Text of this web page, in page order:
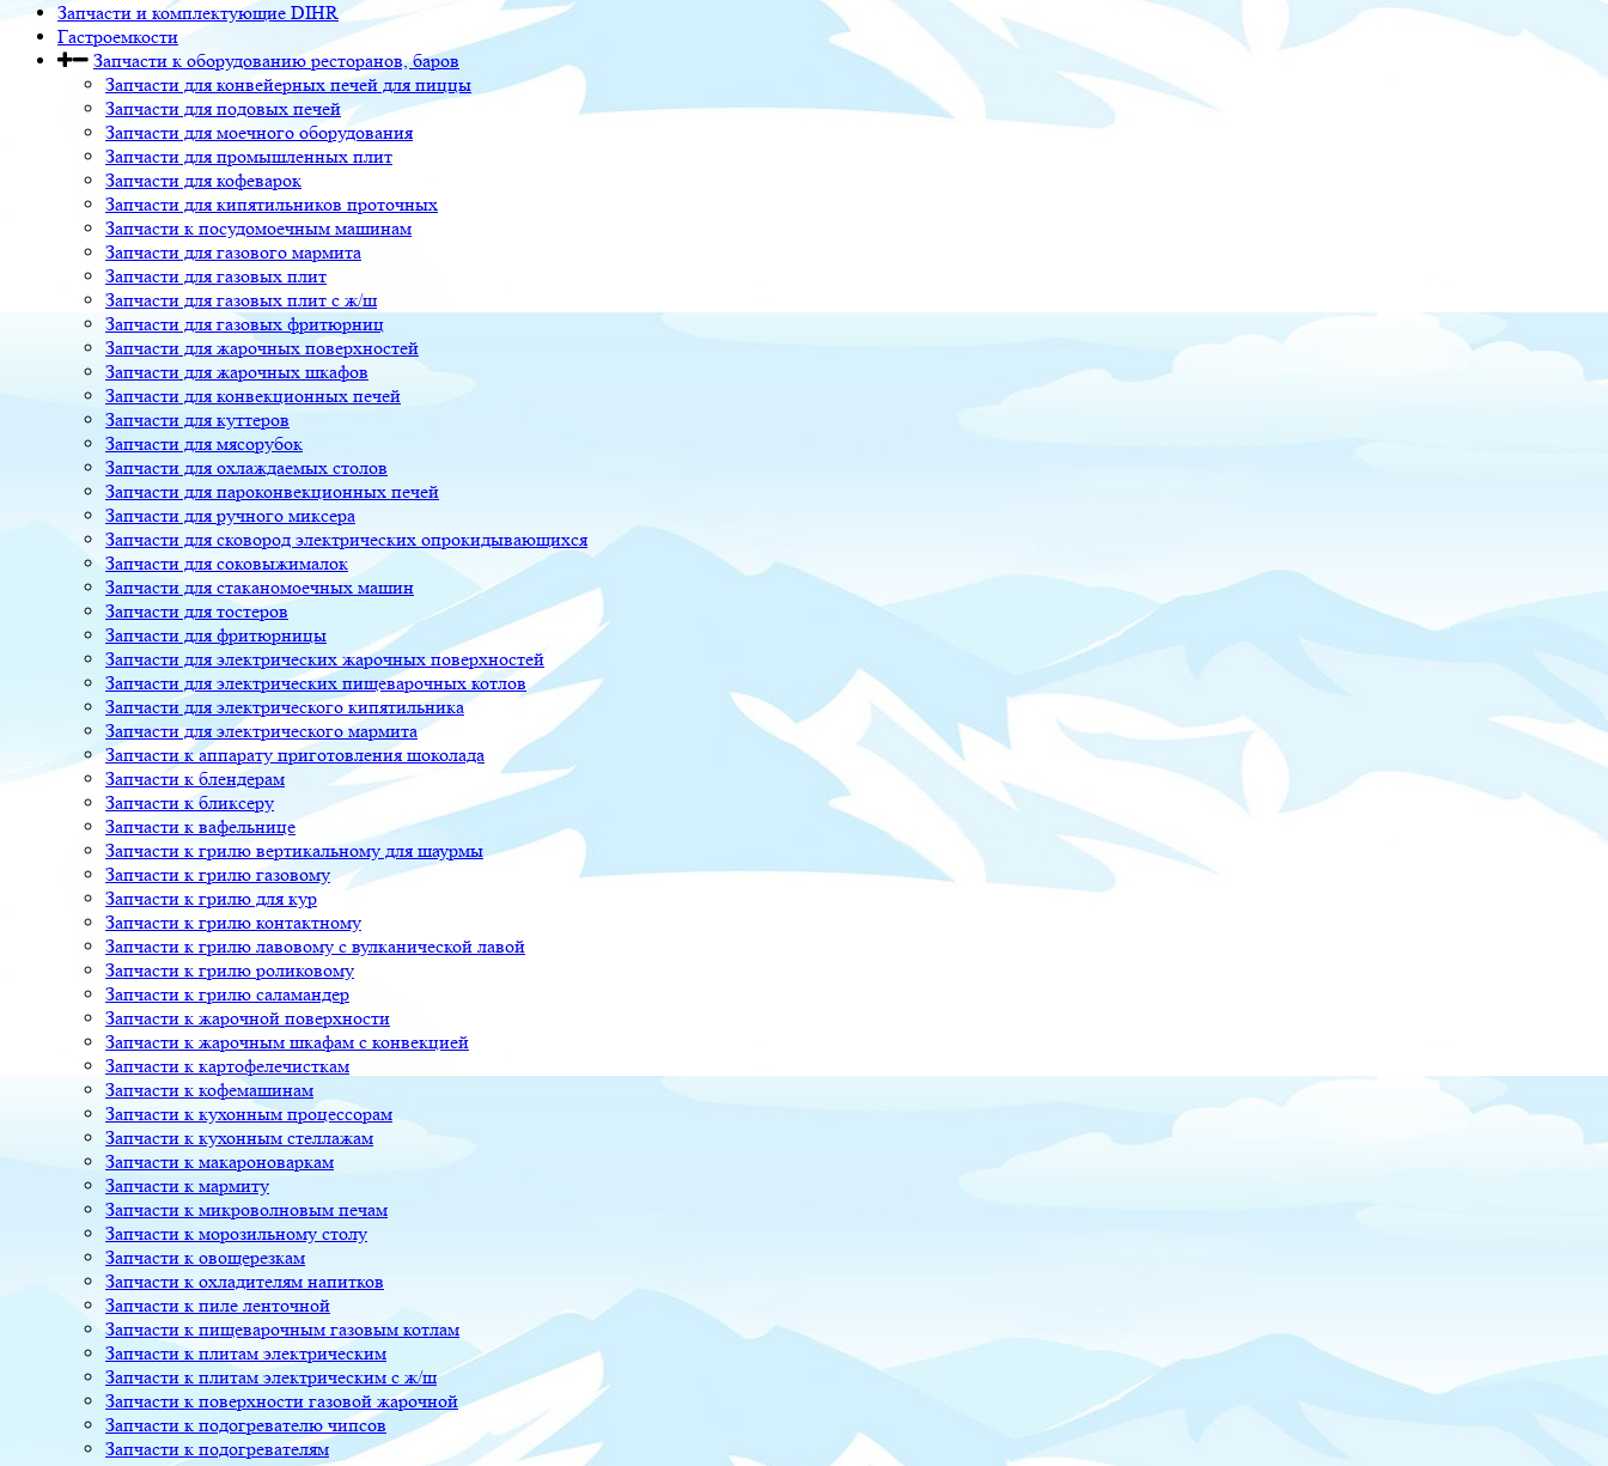
Запчасти и комплектующие DIHR
Гастроемкости
Запчасти к оборудованию ресторанов, баров
Запчасти для конвейерных печей для пиццы
Запчасти для подовых печей
Запчасти для моечного оборудования
Запчасти для промышленных плит
Запчасти для кофеварок
Запчасти для кипятильников проточных
Запчасти к посудомоечным машинам
Запчасти для газового мармита
Запчасти для газовых плит
Запчасти для газовых плит с ж/ш
Запчасти для газовых фритюрниц
Запчасти для жарочных поверхностей
Запчасти для жарочных шкафов
Запчасти для конвекционных печей
Запчасти для куттеров
Запчасти для мясорубок
Запчасти для охлаждаемых столов
Запчасти для пароконвекционных печей
Запчасти для ручного миксера
Запчасти для сковород электрических опрокидывающихся
Запчасти для соковыжималок
Запчасти для стаканомоечных машин
Запчасти для тостеров
Запчасти для фритюрницы
Запчасти для электрических жарочных поверхностей
Запчасти для электрических пищеварочных котлов
Запчасти для электрического кипятильника
Запчасти для электрического мармита
Запчасти к аппарату приготовления шоколада
Запчасти к блендерам
Запчасти к бликсеру
Запчасти к вафельнице
Запчасти к грилю вертикальному для шаурмы
Запчасти к грилю газовому
Запчасти к грилю для кур
Запчасти к грилю контактному
Запчасти к грилю лавовому с вулканической лавой
Запчасти к грилю роликовому
Запчасти к грилю саламандер
Запчасти к жарочной поверхности
Запчасти к жарочным шкафам с конвекцией
Запчасти к картофелечисткам
Запчасти к кофемашинам
Запчасти к кухонным процессорам
Запчасти к кухонным стеллажам
Запчасти к макароноваркам
Запчасти к мармиту
Запчасти к микроволновым печам
Запчасти к морозильному столу
Запчасти к овощерезкам
Запчасти к охладителям напитков
Запчасти к пиле ленточной
Запчасти к пищеварочным газовым котлам
Запчасти к плитам электрическим
Запчасти к плитам электрическим с ж/ш
Запчасти к поверхности газовой жарочной
Запчасти к подогревателю чипсов
Запчасти к подогревателям